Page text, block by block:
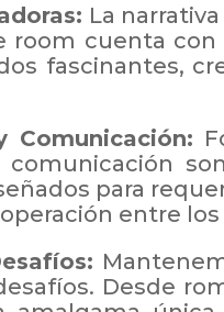
La
room cuenta
fascinantes,
Comunicación:
comunicación
para
entre
Desde